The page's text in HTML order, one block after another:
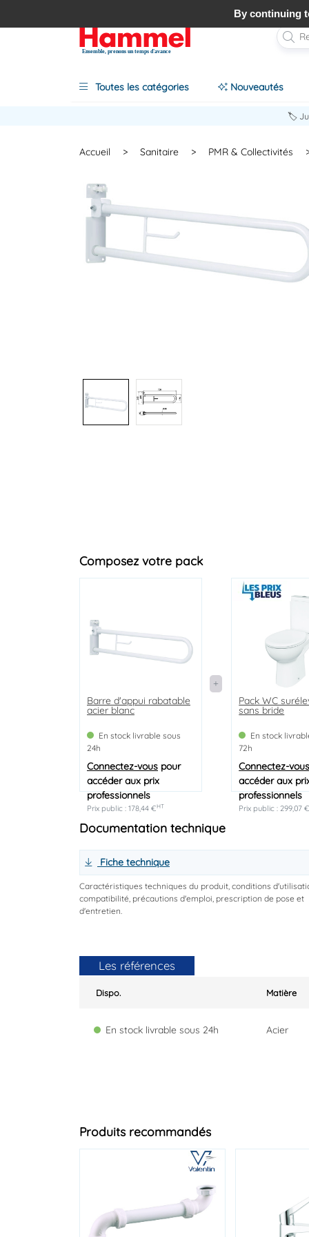
Ensemble, prenons un temps d'avance
Toutes les catégories Nouveautés
🏷️
Accueil > Sanitaire > PMR & Collectivités
Composez votre pack
Barre d'appui rabatable
acier blanc
En stock livrable sous
24h
Connectez-vous pour
accéder aux prix
professionnels
Prix public : 178,44 €HT
Pack WC
sans bride
En stock
72h
Connectez-
accéder aux
professionnels
Prix public : 299,07
Documentation technique
Fiche technique
Caractéristiques techniques du produit, conditions
compatibilité, précautions d'emploi, prescription de pose et
d'entretien.
Les références
Dispo. Matière
En stock livrable sous 24h Acier
Produits recommandés
By continuing